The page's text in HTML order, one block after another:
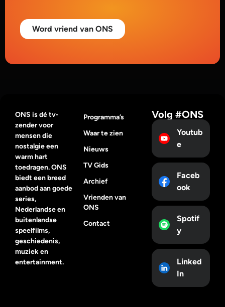
Word vriend van ONS
ONS is dé tv-
zender voor
mensen die
nostalgie een
warm hart
toedragen. ONS
biedt een breed
aanbod aan goede
series,
Nederlandse en
buitenlandse
speelfilms,
geschiedenis,
muziek en
entertainment.
Programma’s
Waar te zien
Nieuws
TV Gids
Archief
Vrienden van
ONS
Contact
Volg #ONS
Youtub
e
Faceb
ook
Spotif
y
Linked
In